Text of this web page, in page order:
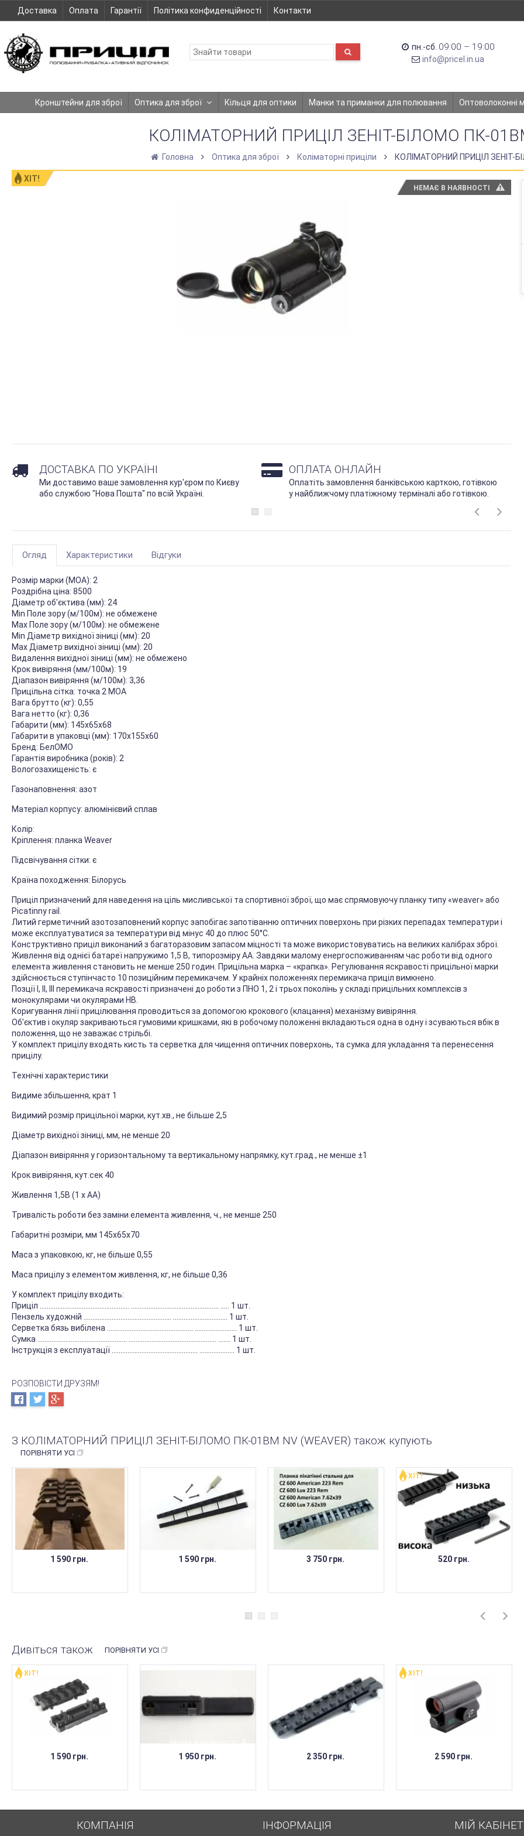
Доставка Оплата Гарантії Політика конфиденційності Контакти
пн.-сб. 09:00 – 19:00
info@pricel.in.ua
Кронштейни для зброї Оптика для зброї Кільця для оптики Манки та приманки для полювання Оптоволоконні
КОЛІМАТОРНИЙ ПРИЦІЛ ЗЕНІТ-БІЛОМО ПК-01ВМ
Головна Оптика для зброї Коліматорні приціли КОЛІМАТОРНИЙ ПРИЦІЛ ЗЕНІТ-
ХІТ!
НЕМАЄ В НАЯВНОСТІ
ДОСТАВКА ПО УКРАЇНІ
Ми доставимо ваше замовлення кур'єром по Києву
або службою "Нова Пошта" по всій Україні.
ОПЛАТА ОНЛАЙН
Оплатіть замовлення банківською карткою, готівкою
у найближчому платіжному терміналі або готівкою.
Огляд Характеристики Відгуки
Розмір марки (МОА): 2
Роздрібна ціна: 8500
Діаметр об'єктива (мм): 24
Min Поле зору (м/100м): не обмежене
Max Поле зору (м/100м): не обмежене
Min Діаметр вихідної зіниці (мм): 20
Max Діаметр вихідної зіниці (мм): 20
Видалення вихідної зіниці (мм): не обмежено
Крок вивіряння (мм/100м): 19
Діапазон вивіряння (м/100м): 3,36
Прицільна сітка: точка 2 МОА
Вага брутто (кг): 0,55
Вага нетто (кг): 0,36
Габарити (мм): 145х65х68
Габарити в упаковці (мм): 170х155х60
Бренд: БелОМО
Гарантія виробника (років): 2
Вологозахищеність: є
Газонаповнення: азот
Матеріал корпусу: алюмінієвий сплав
Колір:
Кріплення: планка Weaver
Підсвічування сітки: є
Країна походження: Білорусь
Приціл призначений для наведення на ціль мисливської та спортивної зброї, що має спрямовуючу планку типу «weaver» або
Picatinny rail.
Литий герметичний азотозаповнений корпус запобігає запотіванню оптичних поверхонь при різких перепадах температури і
може експлуатуватися за температури від мінус 40 до плюс 50°С.
Конструктивно приціл виконаний з багаторазовим запасом міцності та може використовуватись на великих калібрах зброї.
Живлення від однієї батареї напружимо 1,5 В, типорозміру АА. Завдяки малому енергоспоживанням час роботи від одного
елемента живлення становить не менше 250 годин. Прицільна марка – «крапка». Регулювання яскравості прицільної марки
здійснюється ступінчасто 10 позиційним перемикачем. У крайніх положеннях перемикача приціл вимкнено.
Позції I, II, III перемикача яскравості призначені до роботи з ПНО 1, 2 і трьох поколінь у складі прицільних комплексів з
монокулярами чи окулярами НВ.
Коригування лінії прицілювання проводиться за допомогою крокового (клацання) механізму вивіряння.
Об'єктив і окуляр закриваються гумовими кришками, які в робочому положенні вкладаються одна в одну і зсуваються вбік в
положення, що не заважає стрільбі.
У комплект прицілу входять кисть та серветка для чищення оптичних поверхонь, та сумка для укладання та перенесення
прицілу.
Технічні характеристики
Видиме збільшення, крат 1
Видимий розмір прицільної марки, кут.хв., не більше 2,5
Діаметр вихідної зіниці, мм, не менше 20
Діапазон вивіряння у горизонтальному та вертикальному напрямку, кут.град., не менше ±1
Крок вивіряння, кут.сек 40
Живлення 1,5В (1 х АА)
Тривалість роботи без заміни елемента живлення, ч., не менше 250
Габаритні розміри, мм 145х65х70
Маса з упаковкою, кг, не більше 0,55
Маса прицілу з елементом живлення, кг, не більше 0,36
У комплект прицілу входить:
Приціл ................................................... .................................................. ..... 1 шт.
Пензель художній …............................................... ............................... 1 шт.
Серветка бязь вибілена ................................................. ........................ 1 шт.
Сумка ................................................... .................................................. ....... 1 шт.
Інструкція з експлуатації ….............................................. .................... 1 шт.
РОЗПОВІСТИ ДРУЗЯМ!
З КОЛІМАТОРНИЙ ПРИЦІЛ ЗЕНІТ-БІЛОМО ПК-01ВМ NV (WEAVER) також купують
ПОРІВНЯТИ УСІ
1 590 грн. 1 590 грн. 3 750 грн. 520 грн.
ХІТ!
Дивіться також ПОРІВНЯТИ УСІ
1 590 грн.
ХІТ!
1 950 грн. 2 350 грн. 2 590 грн.
ХІТ!
КОМПАНІЯ ІНФОРМАЦІЯ МІЙ КАБІНЕТ